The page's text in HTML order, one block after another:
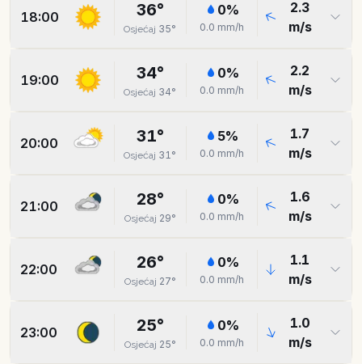
18:00 36°
Osjećaj 35°
0%
0.0 mm/h
2.3
m/s
19:00 34°
Osjećaj 34°
0%
0.0 mm/h
2.2
m/s
20:00 31°
Osjećaj 31°
5%
0.0 mm/h
1.7
m/s
21:00 28°
Osjećaj 29°
0%
0.0 mm/h
1.6
m/s
22:00 26°
Osjećaj 27°
0%
0.0 mm/h
1.1
m/s
23:00 25°
Osjećaj 25°
0%
0.0 mm/h
1.0
m/s